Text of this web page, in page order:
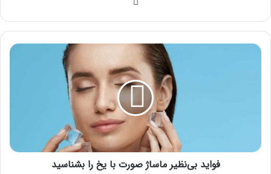
فواید
فواید بی‌نظیر ماساژ صورت با یخ را بشناسید